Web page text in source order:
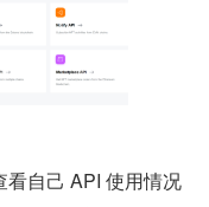
自己 API 使用情况